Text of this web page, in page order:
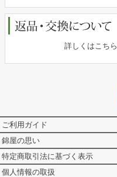
詳しくはこちら
ご利用ガイド
錦屋の思い
特定商取引法に基づく表示
個人情報の取扱